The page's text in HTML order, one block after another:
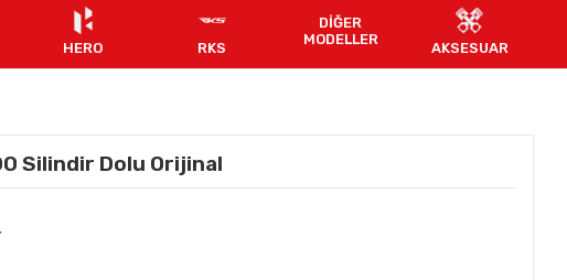
HERO RKS
DİĞER
MODELLER
AKSESUAR
Silindir Dolu Orijinal